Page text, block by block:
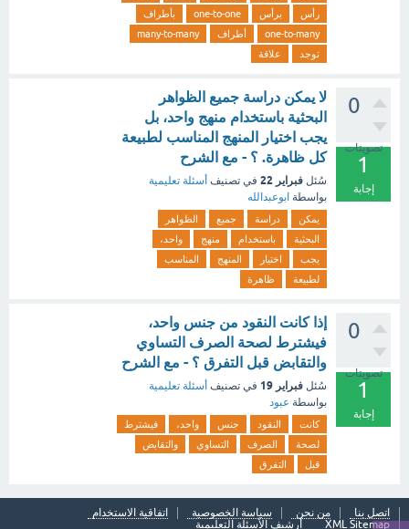
رأس
برأس one-to-one
بأطراف
one-to-many
أطراف
many-to-many
توجد
علاقة
0
تصويتات
1
إجابة
لا يمكن دراسة جميع الظواهر
البحثية باستخدام منهج واحد، بل
يجب اختيار المنهج المناسب لطبيعة
كل ظاهرة. ؟ - مع الشرح
سُئل فبراير 22 في تصنيف أسئلة تعليمية
بواسطة ابوعبدالله
يمكن دراسة جميع
الظواهر
البحثية
باستخدام منهج
واحد،
يجب
اختيار المنهج
المناسب
لطبيعة
ظاهرة
0
تصويتات
1
إجابة
إذا كانت النقود من جنس واحد،
فيشترط لصحة الصرف التساوي
والتقابض قبل التفرق ؟ - مع الشرح
سُئل فبراير 19 في تصنيف أسئلة تعليمية
بواسطة عبود
كانت النقود جنس واحد،
فيشترط
لصحة
الصرف التساوي
والتقابض
قبل
التفرق
اتصل بنا من نحن سياسة الخصوصية
اتفاقية الاستخدام
XML Sitemap
أرشيف الأسئلة التعليمية